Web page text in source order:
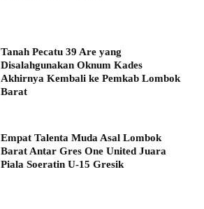
Tanah Pecatu 39 Are yang
Disalahgunakan Oknum Kades
Akhirnya Kembali ke Pemkab Lombok
Barat
Empat Talenta Muda Asal Lombok
Barat Antar Gres One United Juara
Piala Soeratin U-15 Gresik